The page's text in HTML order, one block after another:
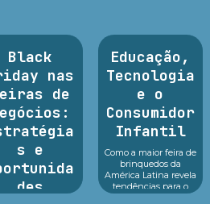
Black
nas
de
s e
des
Educação,
Tecnologia
e o
Consumidor
Infantil
Como a maior feira de
brinquedos da
América Latina revela
tendências para o
futuro das crianças